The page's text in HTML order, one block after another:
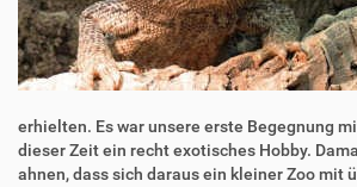
erhielten. Es war unsere erste Begegnung
dieser Zeit ein recht exotisches Hobby.
ahnen, dass sich daraus ein kleiner Zoo mit